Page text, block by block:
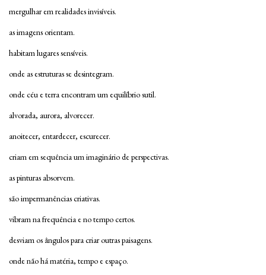
mergulhar em realidades invisíveis.
as imagens orientam.
habitam lugares sensíveis.
onde as estruturas se desintegram.
onde céu e terra encontram um equilíbrio sutil.
alvorada, aurora, alvorecer.
anoitecer, entardecer, escurecer.
criam em sequência um imaginário de perspectivas.
as pinturas absorvem.
são impermanências criativas.
vibram na frequência e no tempo certos.
desviam os ângulos para criar outras paisagens.
onde não há matéria, tempo e espaço.